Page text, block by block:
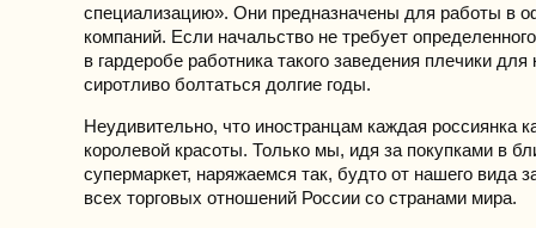
специализацию». Они предназначены для работы в
компаний. Если начальство не требует
в гардеробе работника такого заведения плечики
сиротливо болтаться долгие годы.
Неудивительно, что иностранцам каждая россиянка
королевой красоты. Только мы, идя за покупками в
супермаркет, наряжаемся так, будто от нашего вида
всех торговых отношений России со странами мира.